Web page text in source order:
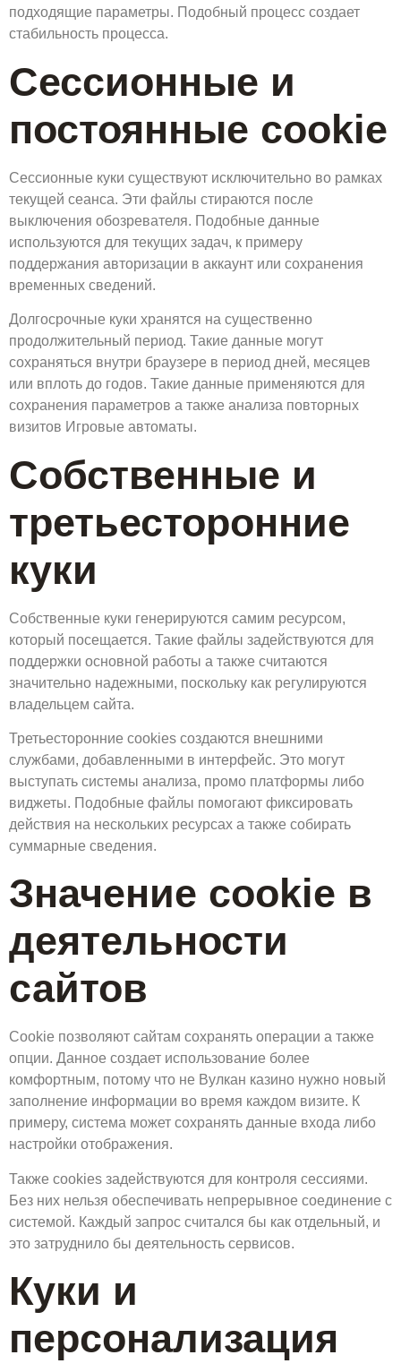
подходящие параметры. Подобный процесс создает
стабильность процесса.
Сессионные и
постоянные cookie
Сессионные куки существуют исключительно во рамках
текущей сеанса. Эти файлы стираются после
выключения обозревателя. Подобные данные
используются для текущих задач, к примеру
поддержания авторизации в аккаунт или сохранения
временных сведений.
Долгосрочные куки хранятся на существенно
продолжительный период. Такие данные могут
сохраняться внутри браузере в период дней, месяцев
или вплоть до годов. Такие данные применяются для
сохранения параметров а также анализа повторных
визитов Игровые автоматы.
Собственные и
третьесторонние
куки
Собственные куки генерируются самим ресурсом,
который посещается. Такие файлы задействуются для
поддержки основной работы а также считаются
значительно надежными, поскольку как регулируются
владельцем сайта.
Третьесторонние cookies создаются внешними
службами, добавленными в интерфейс. Это могут
выступать системы анализа, промо платформы либо
виджеты. Подобные файлы помогают фиксировать
действия на нескольких ресурсах а также собирать
суммарные сведения.
Значение cookie в
деятельности
сайтов
Cookie позволяют сайтам сохранять операции а также
опции. Данное создает использование более
комфортным, потому что не Вулкан казино нужно новый
заполнение информации во время каждом визите. К
примеру, система может сохранять данные входа либо
настройки отображения.
Также cookies задействуются для контроля сессиями.
Без них нельзя обеспечивать непрерывное соединение с
системой. Каждый запрос считался бы как отдельный, и
это затруднило бы деятельность сервисов.
Куки и
персонализация